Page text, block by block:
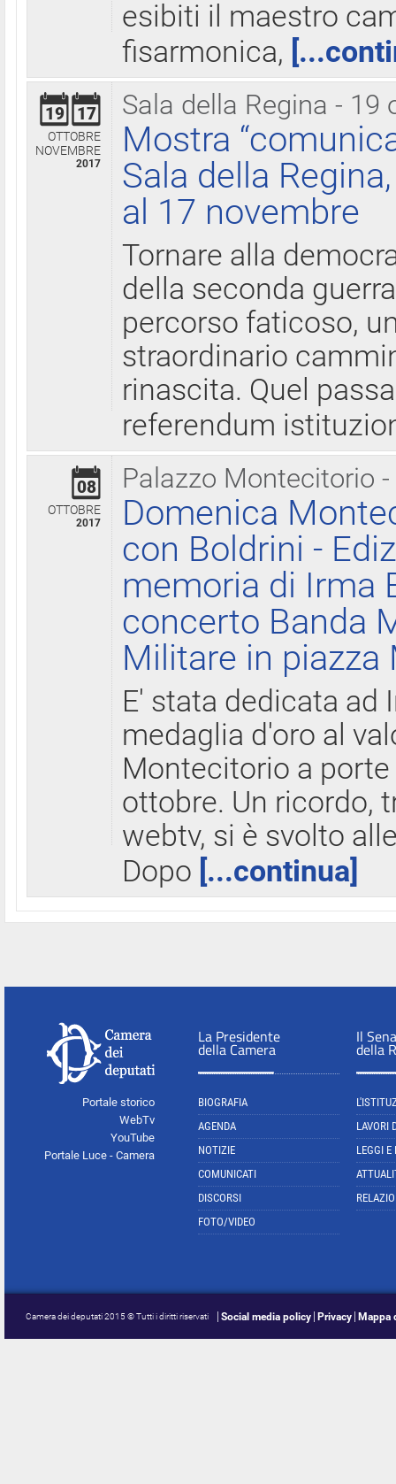
esibiti il maestro
fisarmonica,
Sala della Regina - 19
19 17
OTTOBRE
NOVEMBRE
2017
Mostra
Sala della
al 17 novembre
Tornare alla
della seconda
percorso faticoso,
straordinario
rinascita. Quel
referendum
Palazzo Montecitorio
08
OTTOBRE
2017
Domenica
con Boldrini -
memoria di Irma
concerto Banda
Militare in
E' stata dedicata ad
medaglia d'oro al
Montecitorio a
ottobre. Un ricordo,
webtv, si è svolto
Dopo [...continua]
Portale storico
WebTv
YouTube
Portale Luce - Camera
La Presidente
della Camera
BIOGRAFIA
AGENDA
NOTIZIE
COMUNICATI
DISCORSI
FOTO/VIDEO
Il
della
LAVORI
LEGGI E
Camera dei deputati 2015 © Tutti i diritti riservati Social media policy Privacy Mappa